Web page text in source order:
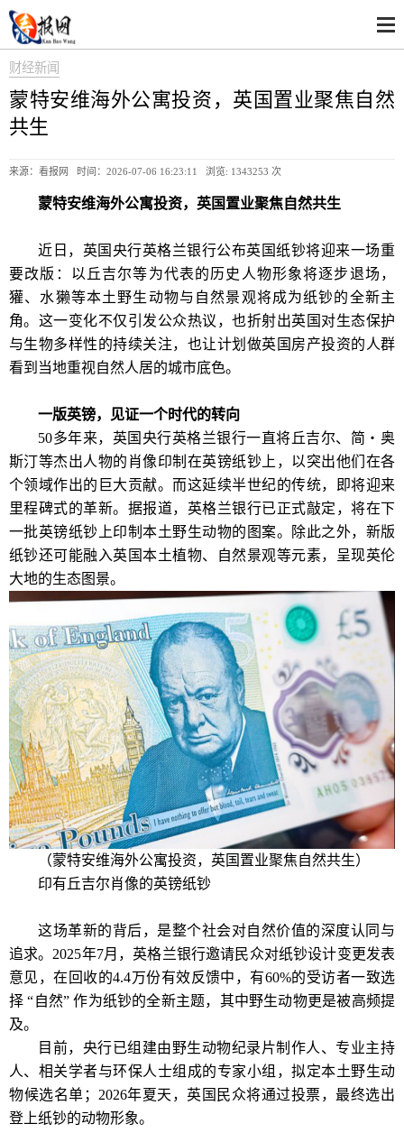
财经新闻
蒙特安维海外公寓投资，英国置业聚焦自然
共生
来源：看报网 时间：2026-07-06 16:23:11 浏览: 1343253 次
蒙特安维海外公寓投资，英国置业聚焦自然共生
近日，英国央行英格兰银行公布英国纸钞将迎来一场重
要改版：以丘吉尔等为代表的历史人物形象将逐步退场，
獾、水獭等本土野生动物与自然景观将成为纸钞的全新主
角。这一变化不仅引发公众热议，也折射出英国对生态保护
与生物多样性的持续关注，也让计划做英国房产投资的人群
看到当地重视自然人居的城市底色。
一版英镑，见证一个时代的转向
50多年来，英国央行英格兰银行一直将丘吉尔、简・奥
斯汀等杰出人物的肖像印制在英镑纸钞上，以突出他们在各
个领域作出的巨大贡献。而这延续半世纪的传统，即将迎来
里程碑式的革新。据报道，英格兰银行已正式敲定，将在下
一批英镑纸钞上印制本土野生动物的图案。除此之外，新版
纸钞还可能融入英国本土植物、自然景观等元素，呈现英伦
大地的生态图景。
（蒙特安维海外公寓投资，英国置业聚焦自然共生）
印有丘吉尔肖像的英镑纸钞
这场革新的背后，是整个社会对自然价值的深度认同与
追求。2025年7月，英格兰银行邀请民众对纸钞设计变更发表
意见，在回收的4.4万份有效反馈中，有60%的受访者一致选
择 “自然” 作为纸钞的全新主题，其中野生动物更是被高频提
及。
目前，央行已组建由野生动物纪录片制作人、专业主持
人、相关学者与环保人士组成的专家小组，拟定本土野生动
物候选名单；2026年夏天，英国民众将通过投票，最终选出
登上纸钞的动物形象。